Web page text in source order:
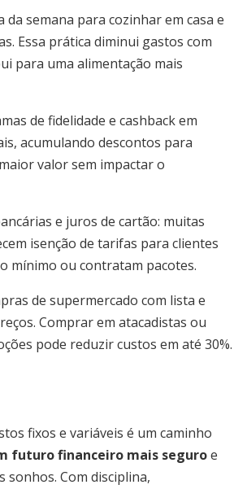
da semana para cozinhar em casa e
Essa prática diminui gastos com
para uma alimentação mais
de fidelidade e cashback em
acumulando descontos para
valor sem impactar o
e juros de cartão: muitas
isenção de tarifas para clientes
mínimo ou contratam pacotes.
de supermercado com lista e
Comprar em atacadistas ou
pode reduzir custos em até 30%.
fixos e variáveis é um caminho
futuro financeiro mais seguroe
sonhos. Com disciplina,